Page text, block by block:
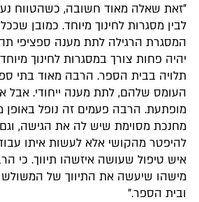
"זאת שאלה מאוד חשובה, כשהטווח נע
לבין מסגרות לחינוך מיוחד. כמובן
המסגרת הרגילה לתת מענה ספציפי
יהיה פחות צורך במסגרות לחינוך
תלויה בבית הספר. הרבה מאוד בתי
העומס שלהם, לתת מענה ייחודי. אבל
מופתעת. הרבה פעמים זה נופל באופן
מחנכת מסוימת שיש לה את הגישה,
להיפטר מהקושי אלא לעשות איתו
איש טיפול שעושה איזשהו תיווך. כי
מישהו שיעשה את התיווך של המשולש
ובית הספר."